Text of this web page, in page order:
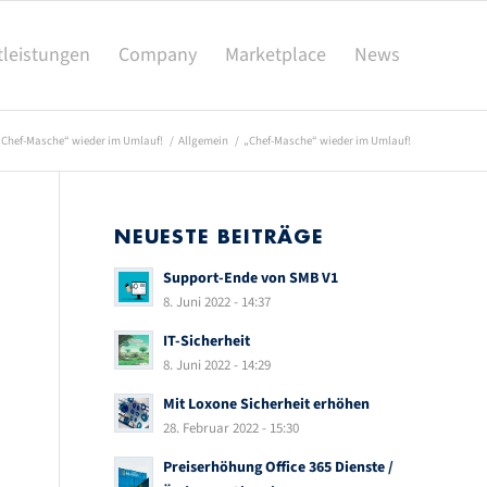
Company Marketplace News
Masche“ wieder im Umlauf! / Allgemein / „Chef-Masche“ wieder im Umlauf!
NEUESTE BEITRÄGE
Support-Ende von SMB V1
8. Juni 2022 - 14:37
IT-Sicherheit
8. Juni 2022 - 14:29
Mit Loxone Sicherheit erhöhen
28. Februar 2022 - 15:30
Preiserhöhung Office 365 Dienste /